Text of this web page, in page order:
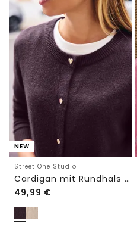
NEW
Street One Studio
Cardigan mit Rundhals und Knöpfen
49,99 €